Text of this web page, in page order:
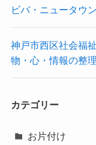
ビバ・ニュータウ
神戸市西区社会福
物・心・情報の整理
カテゴリー
お片付け